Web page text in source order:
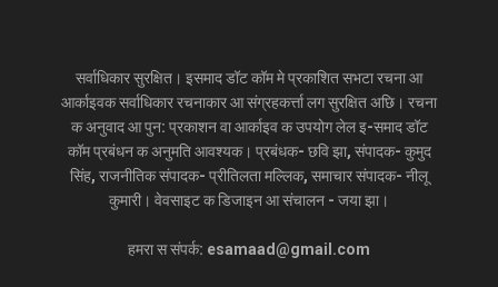
सर्वाधिकार सुरक्षित। इसमाद डॉट कॉम मे प्रकाशित सभटा रचना आ
आर्काइवक सर्वाधिकार रचनाकार आ संग्रहकर्त्ता लग सुरक्षित अछि। रचना
क अनुवाद आ पुन: प्रकाशन वा आर्काइव क उपयोग लेल इ-समाद डॉट
कॉम प्रबंधन क अनुमति आवश्यक। प्रबंधक- छवि झा, संपादक- कुमुद
सिंह, राजनीतिक संपादक- प्रीतिलता मल्लिक, समाचार संपादक- नीलू
कुमारी। वेवसाइट क डिजाइन आ संचालन - जया झा।
हमरा स संपर्क: esamaad@gmail.com